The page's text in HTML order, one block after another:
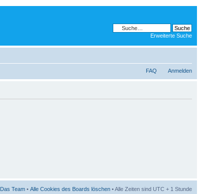
Erweiterte Suche
FAQ Anmelden
Das Team • Alle Cookies des Boards löschen • Alle Zeiten sind UTC + 1 Stunde